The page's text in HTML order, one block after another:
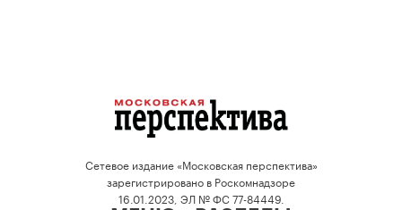
Сетевое издание «Московская перспектива»
зарегистрировано в Роскомнадзоре
16.01.2023, ЭЛ № ФС 77-84449.